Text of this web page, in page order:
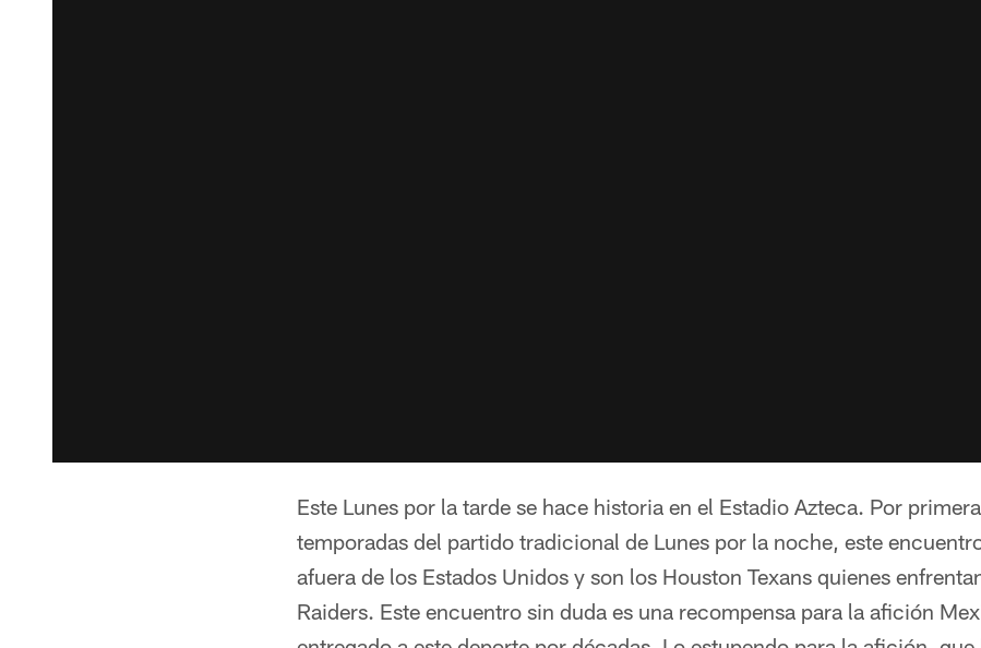
Este Lunes por la tarde se hace historia en el Estadio Azteca. Por
temporadas del partido tradicional de Lunes por la noche, este
afuera de los Estados Unidos y son los Houston Texans quienes
Raiders. Este encuentro sin duda es una recompensa para la afición